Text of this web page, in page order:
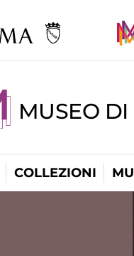
MUSEO
COLLEZIONI